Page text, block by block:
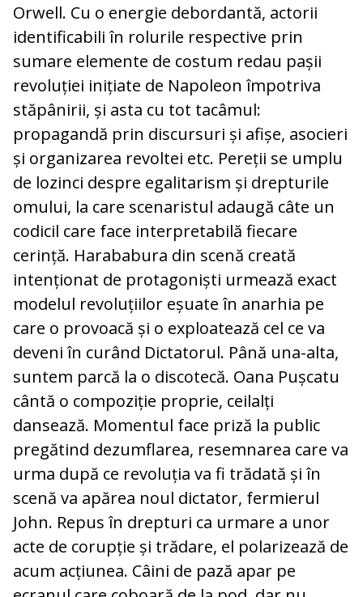
Orwell. Cu o energie debordantă, actorii
identificabili în rolurile respective prin
sumare elemente de costum redau pașii
revoluției inițiate de Napoleon împotriva
stăpânirii, și asta cu tot tacâmul:
propagandă prin discursuri și afișe, asocieri
și organizarea revoltei etc. Pereții se umplu
de lozinci despre egalitarism și drepturile
omului, la care scenaristul adaugă câte un
codicil care face interpretabilă fiecare
cerință. Harababura din scenă creată
intenționat de protagoniști urmează exact
modelul revoluțiilor eșuate în anarhia pe
care o provoacă și o exploatează cel ce va
deveni în curând Dictatorul. Până una-alta,
suntem parcă la o discotecă. Oana Pușcatu
cântă o compoziție proprie, ceilalți
dansează. Momentul face priză la public
pregătind dezumflarea, resemnarea care va
urma după ce revoluția va fi trădată și în
scenă va apărea noul dictator, fermierul
John. Repus în drepturi ca urmare a unor
acte de corupție și trădare, el polarizează de
acum acțiunea. Câini de pază apar pe